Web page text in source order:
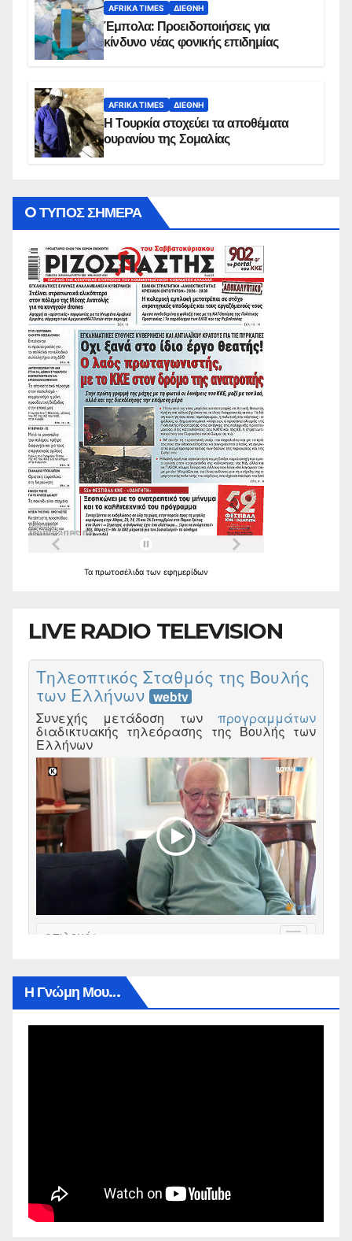
AFRIKA TIMES ΔΙΕΘΝΉ
Έμπολα: Προειδοποιήσεις για
κίνδυνο νέας φονικής επιδημίας
AFRIKA TIMES ΔΙΕΘΝΉ
Η Τουρκία στοχεύει τα αποθέματα
ουρανίου της Σομαλίας
O ΤΥΠΟΣ ΣΗΜΕΡΑ
Τα πρωτοσέλιδα των εφημερίδων
LIVE RADIO TELEVISION
Η Γνώμη Μου…